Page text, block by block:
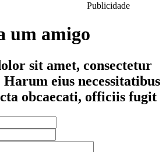
Publicidade
um amigo
sit amet, consectetur
eius necessitatibus
obcaecati, officiis fugit